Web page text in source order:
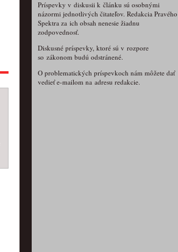
Príspevky v diskusii k článku sú osobnými
názormi jednotlivých čitateľov. Redakcia Pravého
Spektra za ich obsah nenesie žiadnu
zodpovednosť.
Diskusné príspevky, ktoré sú v rozpore
so zákonom budú odstránené.
O problematických príspevkoch nám môžete dať
vedieť e-mailom na adresu redakcie.